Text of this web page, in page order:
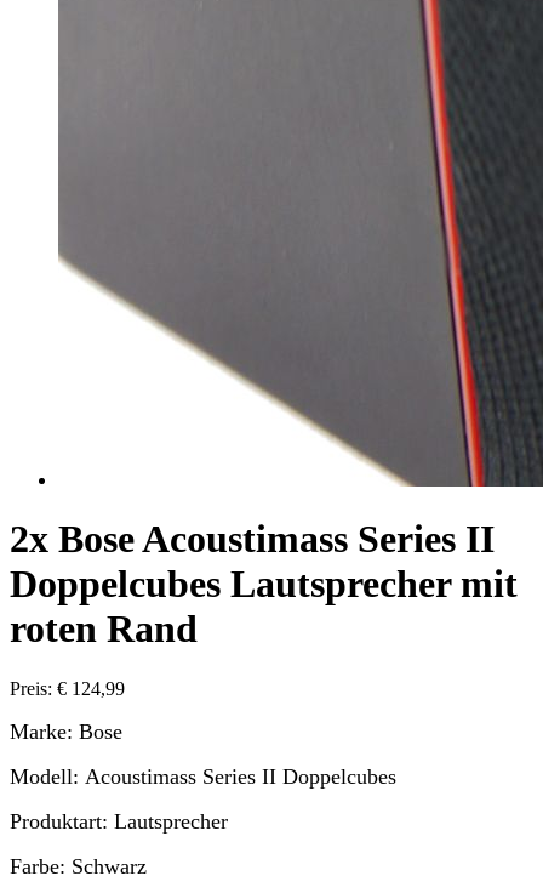
2x Bose Acoustimass Series II
Doppelcubes Lautsprecher mit
roten Rand
Preis: € 124,99
Marke: Bose
Modell: Acoustimass Series II Doppelcubes
Produktart: Lautsprecher
Farbe: Schwarz